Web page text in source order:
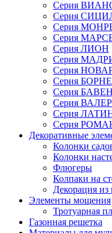
Серия
Серия
Серия
Серия
Серия ЛИОН
Серия
Серия
Серия
Серия
Серия
Серия
Серия
Декоративные
Колонки
Колонки
Флюгеры
Колпаки на
Декорация из
Элементы мощения
Тротуарная
Газонная решетка